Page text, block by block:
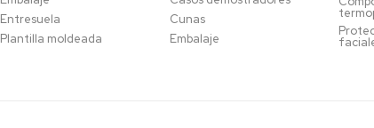
Entresuela
Plantilla moldeada
Cunas
Embalaje